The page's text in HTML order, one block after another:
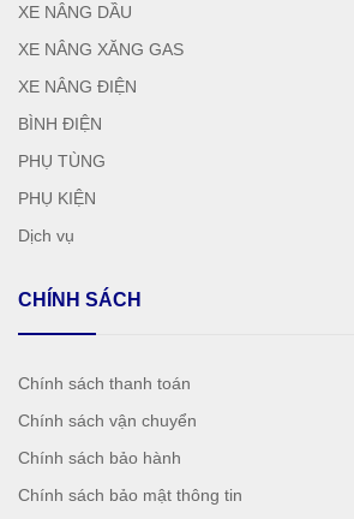
XE NÂNG DẦU
XE NÂNG XĂNG GAS
XE NÂNG ĐIỆN
BÌNH ĐIỆN
PHỤ TÙNG
PHỤ KIỆN
Dịch vụ
CHÍNH SÁCH
Chính sách thanh toán
Chính sách vận chuyển
Chính sách bảo hành
Chính sách bảo mật thông tin